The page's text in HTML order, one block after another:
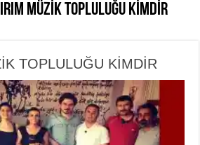
MÜZİK TOPLULUĞU KİMDİR
TOPLULUĞU KİMDİR